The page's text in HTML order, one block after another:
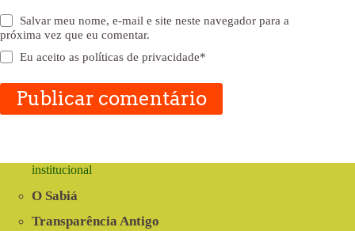
Salvar meu nome, e-mail e site neste navegador para a
próxima vez que eu comentar.
Eu aceito aspolíticas de privacidade*
Publicar comentário
institucional
O Sabiá
Transparência Antigo